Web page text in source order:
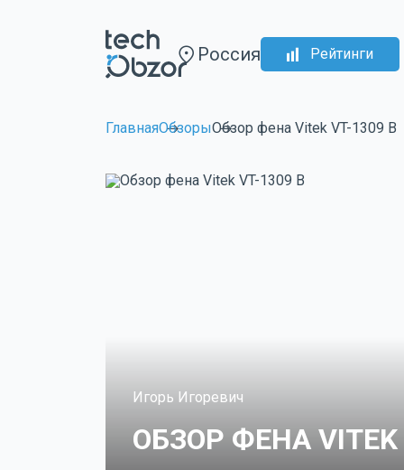
Россия Рейтинги
ГлавнаяОбзорыОбзор фена Vitek VT-1309 B
Игорь Игоревич
ОБЗОР ФЕНА VITEK